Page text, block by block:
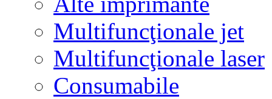
Multifuncţionale jet
Multifuncţionale laser
Consumabile